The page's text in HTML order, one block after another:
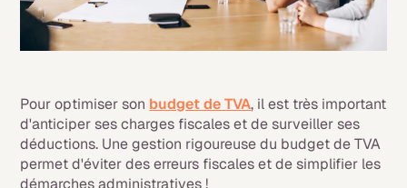
Pour optimiser son budget de TVA, il est très important
d'anticiper ses charges fiscales et de surveiller ses
déductions. Une gestion rigoureuse du budget de TVA
permet d'éviter des erreurs fiscales et de simplifier les